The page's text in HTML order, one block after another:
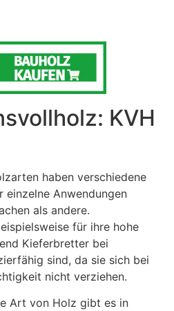
KVH
haben verschiedene
einzelne Anwendungen
als andere.
für ihre hohe
Kieferbretter bei
sind, da sie sich bei
nicht verziehen.
Art von Holz gibt es in